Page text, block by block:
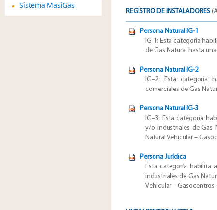
Sistema MasiGas
REGISTRO DE INSTALADORES (
Persona Natural IG-1
IG-1: Esta categoría
de Gas Natural hasta
Persona Natural IG-2
IG–2: Esta categoría
comerciales de Gas
Persona Natural IG-3
IG–3: Esta categoría
y/o industriales de Gas
Natural Vehicular –
Persona Jurídica
Esta categoría habilita
industriales de Gas
Vehicular –